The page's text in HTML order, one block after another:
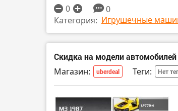
0
0
Категория: Игрушечные
Скидка на модели автомобилей
Магазин: uberdeal Теги: Нет